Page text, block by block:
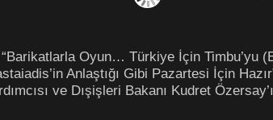
Oyun… Türkiye İçin Timbu’yu
Anlaştığı Gibi Pazartesi İçin
ve Dışişleri Bakanı Kudret